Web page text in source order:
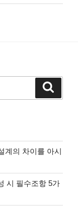
계의 차이를 아시
시 필수조항 5가